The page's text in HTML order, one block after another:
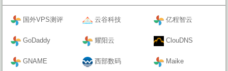
国外VPS测评 云谷科技 亿程智云
GoDaddy 耀阳云 ClouDNS
GNAME 西部数码 Maike